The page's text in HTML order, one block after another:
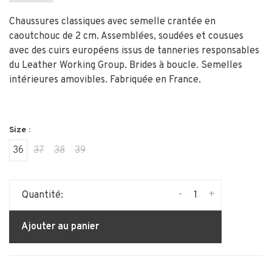
Chaussures classiques avec semelle crantée en
caoutchouc de 2 cm. Assemblées, soudées et cousues
avec des cuirs européens issus de tanneries responsables
du Leather Working Group. Brides à boucle. Semelles
intérieures amovibles. Fabriquée en France.
Size :
36 37 38 39
Quantité: +
-
Ajouter au panier